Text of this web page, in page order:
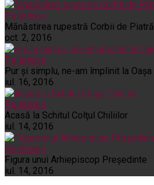
Pelerinaje
Mănăstirea rupestră Corbii de Piatră
oct. 2, 2016
Pelerinaje
Pur şi simplu, ne-am împlinit la Oaşa
iul. 16, 2016
Pelerinaje
Acasă la Schitul Colţul Chiliilor
iul. 14, 2016
Pelerinaje
Figura unui Arhiepiscop Preşedinte
iul. 14, 2016